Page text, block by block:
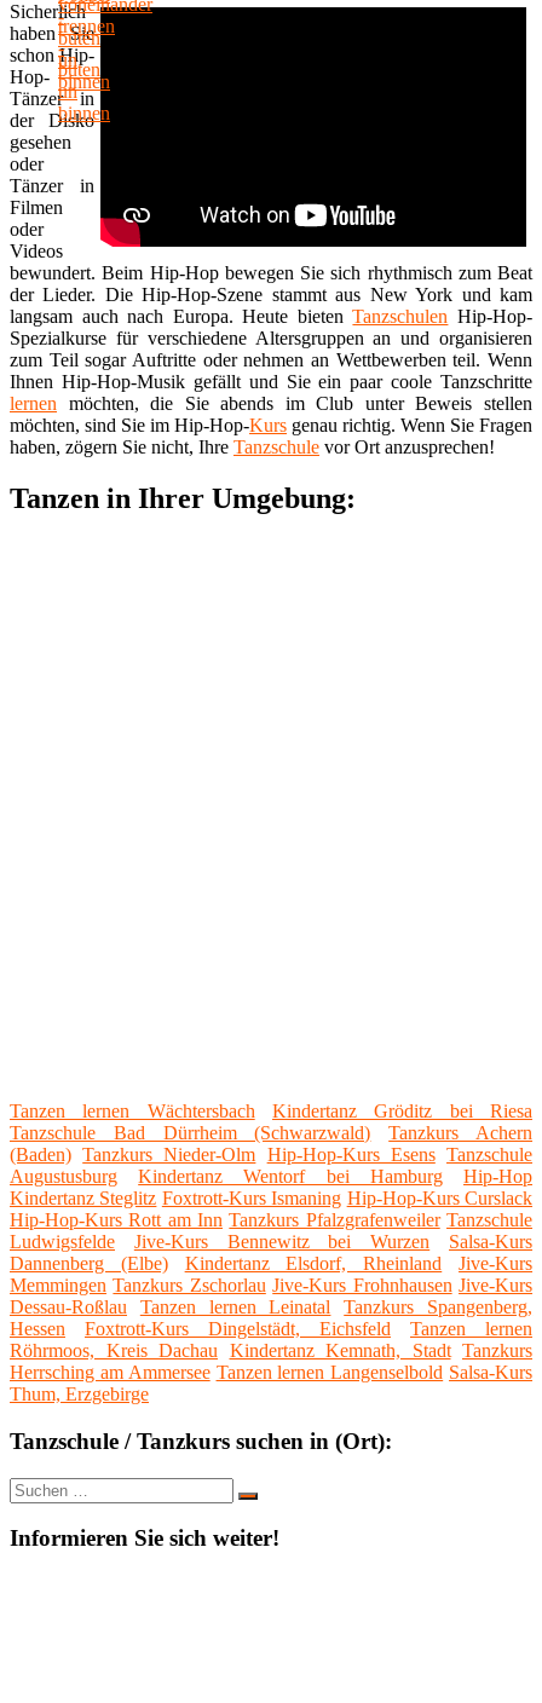
Sicherlich
haben Sie
schon Hip-
Hop-
Tänzer in
der Disko
gesehen
oder
Tänzer in
Filmen
oder
Videos
bewundert. Beim Hip-Hop bewegen Sie sich rhythmisch zum Beat
der Lieder. Die Hip-Hop-Szene stammt aus New York und kam
langsam auch nach Europa. Heute bietenTanzschulen Hip-Hop-
Spezialkurse für verschiedene Altersgruppen an und organisieren
zum Teil sogar Auftritte oder nehmen an Wettbewerben teil. Wenn
Ihnen Hip-Hop-Musik gefällt und Sie ein paar coole Tanzschritte
lernen möchten, die Sie abends im Club unter Beweis stellen
möchten, sind Sie im Hip-Hop-Kurs genau richtig. Wenn Sie Fragen
haben, zögern Sie nicht, Ihre Tanzschule vor Ort anzusprechen!
Tanzen in Ihrer Umgebung:
Tanzen lernen Wächtersbach
Kindertanz Gröditz bei Riesa
Tanzschule Bad Dürrheim (Schwarzwald)
Tanzkurs Achern
(Baden) Tanzkurs Nieder-Olm Hip-Hop-Kurs Esens Tanzschule
Augustusburg
Kindertanz Wentorf bei Hamburg
Hip-Hop
Kindertanz Steglitz Foxtrott-Kurs Ismaning Hip-Hop-Kurs Curslack
Hip-Hop-Kurs Rott am Inn Tanzkurs Pfalzgrafenweiler Tanzschule
Ludwigsfelde
Jive-Kurs Bennewitz bei Wurzen
Salsa-Kurs
Dannenberg (Elbe)
Kindertanz Elsdorf, Rheinland
Jive-Kurs
Memmingen Tanzkurs Zschorlau Jive-Kurs Frohnhausen Jive-Kurs
Dessau-Roßlau
Tanzen lernen Leinatal
Tanzkurs Spangenberg,
Hessen
Foxtrott-Kurs Dingelstädt, Eichsfeld
Tanzen lernen
Röhrmoos, Kreis Dachau
Kindertanz Kemnath, Stadt Tanzkurs
Herrsching am Ammersee Tanzen lernen Langenselbold Salsa-Kurs
Thum, Erzgebirge
Tanzschule / Tanzkurs suchen in (Ort):
Suche
nach:
Suchen
Informieren Sie sich weiter!